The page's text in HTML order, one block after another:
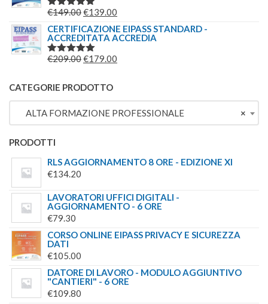
ERA:
VALUTATO
€149.00IL
PREZZO
ORIGINALE
ERA:
€139.00
PREZZO
ATTUALE
CERTIFICAZIONE EIPASS STANDARD -
ACCREDITATA ACCREDIA
VALUTATO
€209.00IL
ORIGINALE
ERA:
€209.00.
€179.00
È:
€179.00.
CATEGORIE PRODOTTO
×
ALTA FORMAZIONE PROFESSIONALE
PRODOTTI
RLS AGGIORNAMENTO 8 ORE - EDIZIONE XI
€134.20
LAVORATORI UFFICI DIGITALI -
AGGIORNAMENTO - 6 ORE
€79.30
CORSO ONLINE EIPASS PRIVACY E SICUREZZA
DATI
€105.00
DATORE DI LAVORO - MODULO AGGIUNTIVO
"CANTIERI" - 6 ORE
€109.80